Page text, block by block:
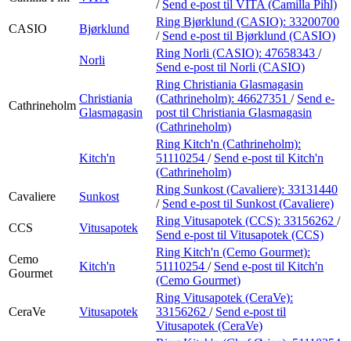
/ Send e-post til VITA (Camilla Pihl)
CASIO
Bjørklund
Ring Bjørklund (CASIO): 33200700
/ Send e-post til Bjørklund (CASIO)
Norli
Ring Norli (CASIO): 47658343 /
Send e-post til Norli (CASIO)
Cathrineholm
Christiania
Glasmagasin
Ring Christiania Glasmagasin
(Cathrineholm): 46627351 / Send e-
post til Christiania Glasmagasin
(Cathrineholm)
Kitch'n
Ring Kitch'n (Cathrineholm):
51110254 / Send e-post til Kitch'n
(Cathrineholm)
Cavaliere
Sunkost
Ring Sunkost (Cavaliere): 33131440
/ Send e-post til Sunkost (Cavaliere)
CCS
Vitusapotek
Ring Vitusapotek (CCS): 33156262 /
Send e-post til Vitusapotek (CCS)
Cemo
Gourmet
Kitch'n
Ring Kitch'n (Cemo Gourmet):
51110254 / Send e-post til Kitch'n
(Cemo Gourmet)
CeraVe Vitusapotek
Ring Vitusapotek (CeraVe):
33156262 / Send e-post til
Vitusapotek (CeraVe)